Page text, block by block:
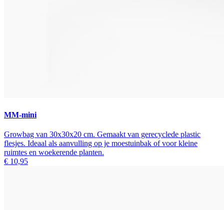
MM-mini
Growbag van 30x30x20 cm. Gemaakt van gerecyclede plastic
flesjes. Ideaal als aanvulling op je moestuinbak of voor kleine
ruimtes en woekerende planten.
€ 10,95